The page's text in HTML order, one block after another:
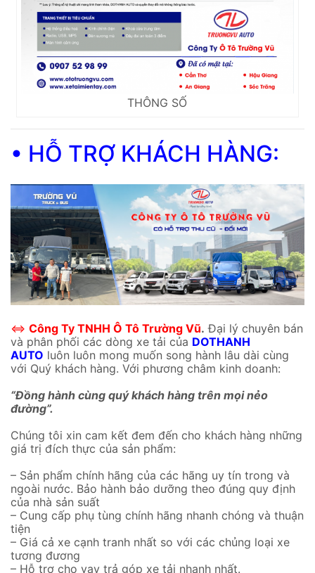
THÔNG SỐ
• HỖ TRỢ KHÁCH HÀNG:
⇔ Công Ty TNHH Ô Tô Trường Vũ. Đại lý chuyên bán
và phân phối các dòng xe tải của DOTHANH
AUTO luôn luôn mong muốn song hành lâu dài cùng
với Quý khách hàng. Với phương châm kinh doanh:
“Đồng hành cùng quý khách hàng trên mọi nẻo
đường”.
Chúng tôi xin cam kết đem đến cho khách hàng những
giá trị đích thực của sản phẩm:
– Sản phẩm chính hãng của các hãng uy tín trong và
ngoài nước. Bảo hành bảo dưỡng theo đúng quy định
của nhà sản suất
– Cung cấp phụ tùng chính hãng nhanh chóng và thuận
tiện
– Giá cả xe cạnh tranh nhất so với các chủng loại xe
tương đương
– Hỗ trợ cho vay trả góp xe tải nhanh nhất.